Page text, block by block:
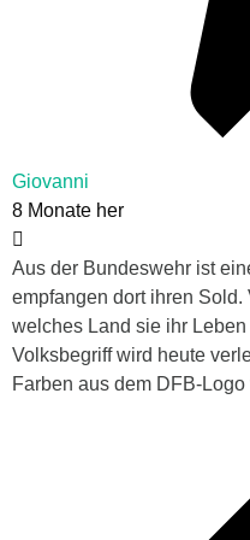
Giovanni
8 Monate her
Aus der Bundeswehr ist
empfangen dort ihren
welches Land sie ihr
Volksbegriff wird heute
Farben aus dem DFB-